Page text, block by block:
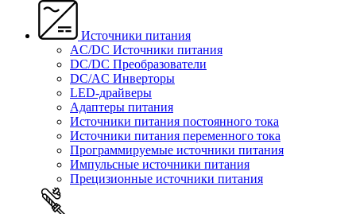
Источники питания
AC/DC Источники питания
DC/DC Преобразователи
DC/AC Инверторы
LED-драйверы
Адаптеры питания
Источники питания постоянного тока
Источники питания переменного тока
Программируемые источники питания
Импульсные источники питания
Прецизионные источники питания